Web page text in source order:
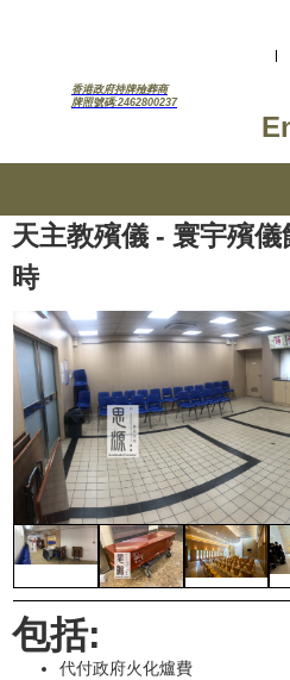
香港政府持牌殮葬商
牌照號碼:2462800237
天主教殯儀 - 寰宇殯
時
包括:
代付政府火化爐費